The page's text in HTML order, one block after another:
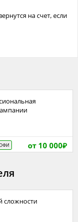
на счет, если
от 10 000₽
сложности